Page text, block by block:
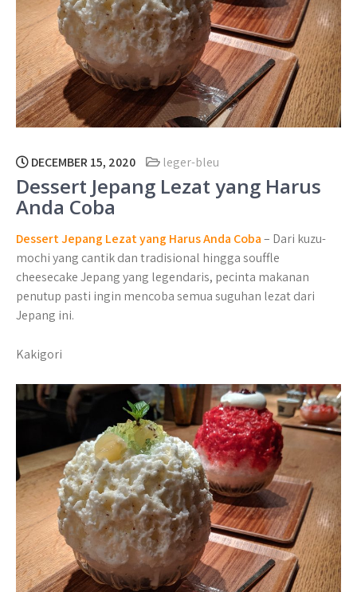
DECEMBER 15, 2020 leger-bleu
Dessert Jepang Lezat yang Harus
Anda Coba
Dessert Jepang Lezat yang Harus Anda Coba– Dari kuzu-
mochi yang cantik dan tradisional hingga souffle
cheesecake Jepang yang legendaris, pecinta makanan
penutup pasti ingin mencoba semua suguhan lezat dari
Jepang ini.
Kakigori